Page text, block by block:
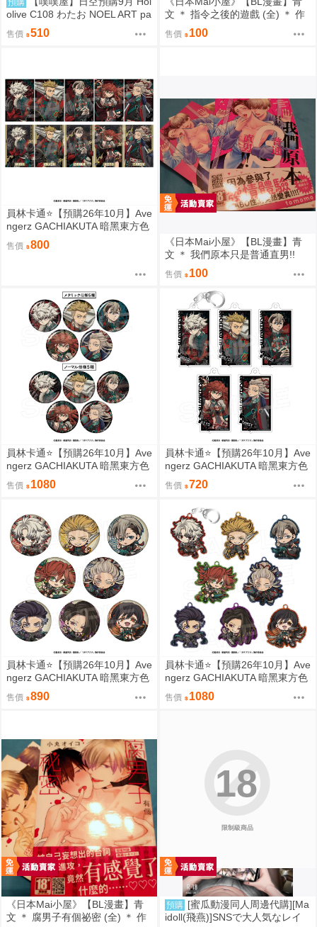
預購
olive C108 わたお NOEL ART pa
rt.8 白銀諾艾爾 寶鐘瑪琳 三期生
售價 510
文 ＊ 指令之後的遊戲 (全) ＊ 作
者：オオタコマメ
售價 100
員林卡通⭐️【預購26年10月】Ave
ngerz GACHIAKUTA 暗黑東方色
彩 插圖卡片收藏集 中盒 0814
售價 800
《日本Mai小屋》【BL漫畫】青
文 ＊ 我們原本只是普通直男!!
(全) ＊ 作者：tomomo
售價 100
員林卡通⭐️【預購26年10月】Ave
ngerz GACHIAKUTA 暗黑東方色
彩 胸章 徽章收藏集 中盒 0814
售價 1080
員林卡通⭐️【預購26年10月】Ave
ngerz GACHIAKUTA 暗黑東方色
彩 壓克力鑰匙圈集 中盒 0814
售價 720
員林卡通⭐️【預購26年10月】Ave
ngerz GACHIAKUTA 暗黑東方色
彩 Q版徽章收藏集 中盒 0814
售價 890
員林卡通⭐️【預購26年10月】Ave
ngerz GACHIAKUTA 暗黑東方色
彩 Q版壓克力鑰匙圈集 中盒 081
4
售價 1080
《日本Mai小屋》【BL漫畫】青
文 ＊ 腐男子有個祕密 (全) ＊ 作
限制級商品
18
預購 [蜜瓜動漫同人周邊代購][Ma
idoll(飛燕)]SNSで大人気なレイ